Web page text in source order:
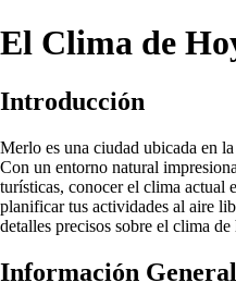
El Clima de
Introducción
Merlo es una ciudad ubicada en
Con un entorno natural
turísticas, conocer el clima actual
planificar tus actividades al aire
detalles precisos sobre el clima
Información General